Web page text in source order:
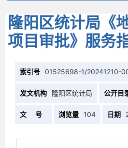
隆阳区统计局《
项目审批》服务
索引号 01525698-1/20241210-
发文机构 隆阳区统计局 公开目
文 号 浏览量 104 日期